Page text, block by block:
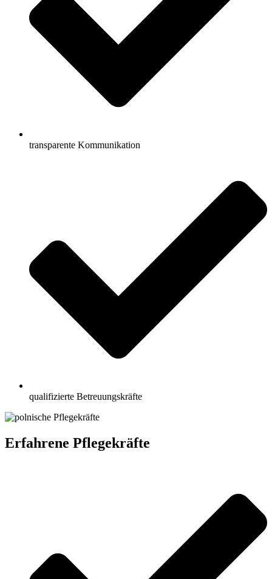
transparente Kommunikation
qualifizierte Betreuungskräfte
Erfahrene Pflegekräfte